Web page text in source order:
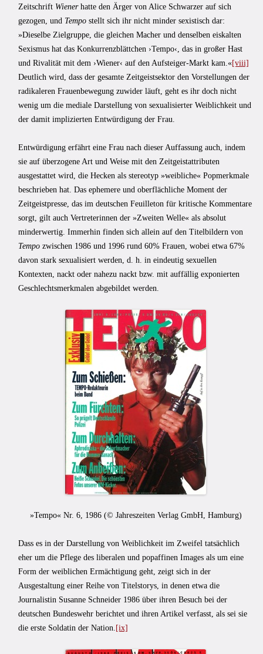
Zeitschrift Wienerhatte den Ärger von Alice Schwarzer auf sich
gezogen, und Tempo stellt sich ihr nicht minder sexistisch dar:
»Dieselbe Zielgruppe, die gleichen Macher und denselben eiskalten
Sexismus hat das Konkurrenzblättchen ›Tempo‹, das in großer Hast
und Rivalität mit dem ›Wiener‹ auf den Aufsteiger-Markt kam.«[viii]
Deutlich wird, dass der gesamte Zeitgeistsektor den Vorstellungen der
radikaleren Frauenbewegung zuwider läuft, geht es ihr doch nicht
wenig um die mediale Darstellung von sexualisierter Weiblichkeit und
der damit implizierten Entwürdigung der Frau.
Entwürdigung erfährt eine Frau nach dieser Auffassung auch, indem
sie auf überzogene Art und Weise mit den Zeitgeistattributen
ausgestattet wird, die Hecken als stereotyp »weibliche« Popmerkmale
beschrieben hat. Das ephemere und oberflächliche Moment der
Zeitgeistpresse, das im deutschen Feuilleton für kritische Kommentare
sorgt, gilt auch Vertreterinnen der »Zweiten Welle« als absolut
minderwertig. Immerhin finden sich allein auf den Titelbildern von
Tempo zwischen 1986 und 1996 rund 60% Frauen, wobei etwa 67%
davon stark sexualisiert werden, d. h. in eindeutig sexuellen
Kontexten, nackt oder nahezu nackt bzw. mit auffällig exponierten
Geschlechtsmerkmalen abgebildet werden.
»Tempo« Nr. 6, 1986 (© Jahreszeiten Verlag GmbH, Hamburg)
Dass es in der Darstellung von Weiblichkeit im Zweifel tatsächlich
eher um die Pflege des liberalen und popaffinen Images als um eine
Form der weiblichen Ermächtigung geht, zeigt sich in der
Ausgestaltung einer Reihe von Titelstorys, in denen etwa die
Journalistin Susanne Schneider 1986 über ihren Besuch bei der
deutschen Bundeswehr berichtet und ihren Artikel verfasst, als sei sie
die erste Soldatin der Nation. [ix]